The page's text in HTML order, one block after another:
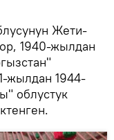
Жети-
1940-жылдан
жылдан 1944-
облустук